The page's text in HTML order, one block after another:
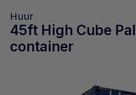
Huur
45ft High Cube
container